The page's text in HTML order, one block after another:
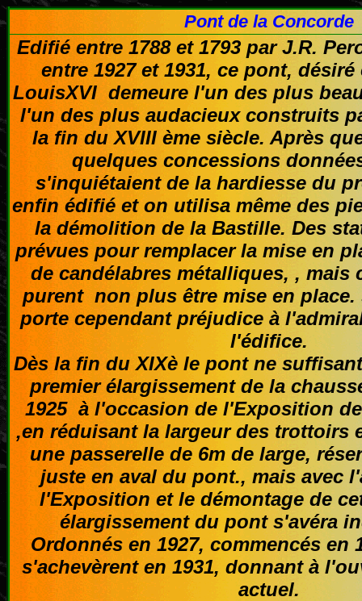
Pont de la Concorde
Edifié entre 1788 et 1793 par J.R.
entre 1927 et 1931, ce pont,
LouisXVI demeure l'un des plus
l'un des plus audacieux construits
la fin du XVIII ème siècle. Après
quelques concessions
s'inquiétaient de la hardiesse du
enfin édifié et on utilisa même des
la démolition de la Bastille. Des
prévues pour remplacer la mise en
de candélabres métalliques, , mais
purent non plus être mise en place.
porte cependant préjudice à
l'édifice.
Dès la fin du XIXè le pont ne
premier élargissement de la
1925 à l'occasion de l'Exposition
,en réduisant la largeur des trottoirs
une passerelle de 6m de large,
juste en aval du pont., mais avec
l'Exposition et le démontage de
élargissement du pont s'avéra
Ordonnés en 1927, commencés en
s'achevèrent en 1931, donnant à
actuel.